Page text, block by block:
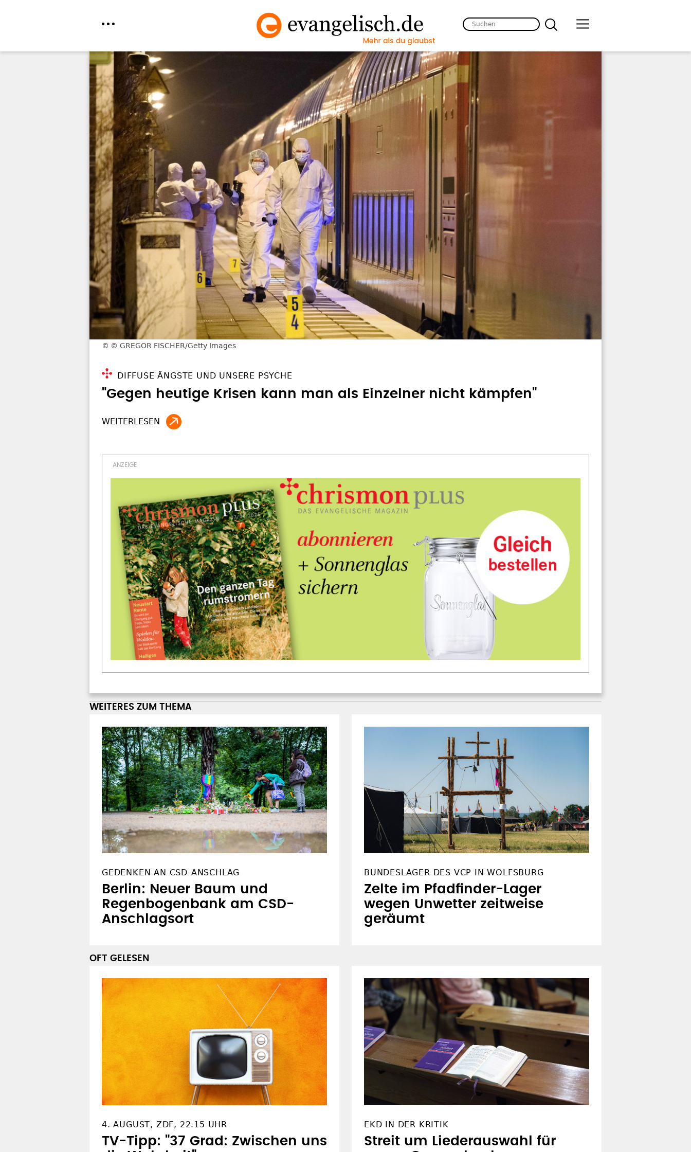
© GREGOR FISCHER/Getty Images
DIFFUSE ÄNGSTE UND UNSERE PSYCHE
"Gegen heutige Krisen kann man als Einzelner nicht kämpfen"
WEITERES ZUM THEMA
GEDENKEN AN CSD-ANSCHLAG
Berlin: Neuer Baum und
Regenbogenbank am CSD-
Anschlagsort
BUNDESLAGER DES VCP IN WOLFSBURG
Zelte im Pfadfinder-Lager
wegen Unwetter zeitweise
geräumt
OFT GELESEN
4. AUGUST, ZDF, 22.15 UHR
TV-Tipp: "37 Grad: Zwischen uns
EKD IN DER KRITIK
Streit um Liederauswahl für